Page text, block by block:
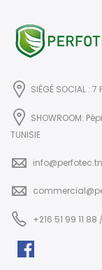
SIÉGÉ SOCIAL : 7
SHOWROOM:
TUNISIE
info@perfotec.tn
+216 51 99 11 88